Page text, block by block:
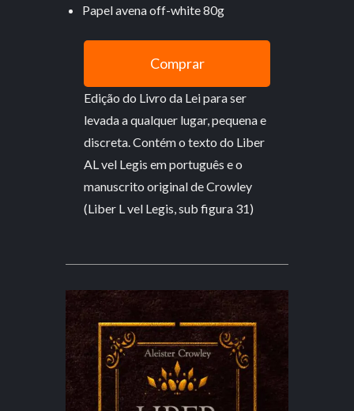
Papel avena off-white 80g
Comprar
Edição do Livro da Lei para ser
levada a qualquer lugar, pequena e
discreta. Contém o texto do Liber
AL vel Legis em português e o
manuscrito original de Crowley
(Liber L vel Legis, sub figura 31)